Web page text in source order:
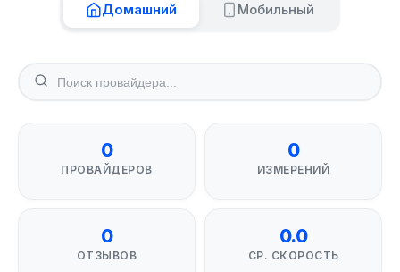
Домашний Мобильный
0
ПРОВАЙДЕРОВ
0
ИЗМЕРЕНИЙ
0
ОТЗЫВОВ
0.0
СР. СКОРОСТЬ